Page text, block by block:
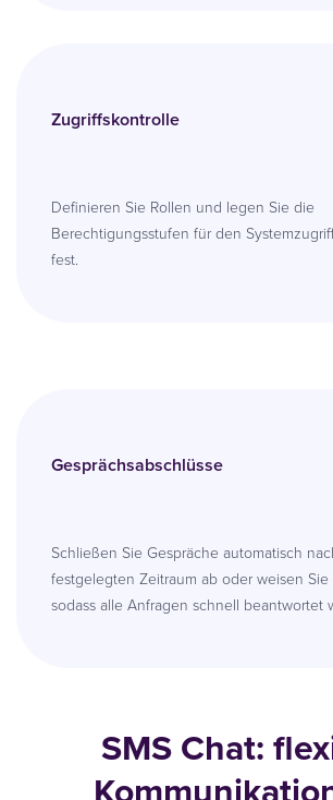
Zugriffskontrolle
Definieren Sie Rollen und legen Sie die
Berechtigungsstufen für den
fest.
Gesprächsabschlüsse
Schließen Sie Gespräche automatisch
festgelegten Zeitraum ab oder weisen
sodass alle Anfragen schnell beantwortet
SMS Chat: